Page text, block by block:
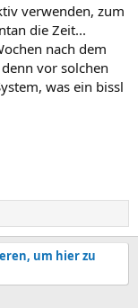
verwenden, zum
die Zeit...
nach dem
vor solchen
was ein bissl
um hier zu